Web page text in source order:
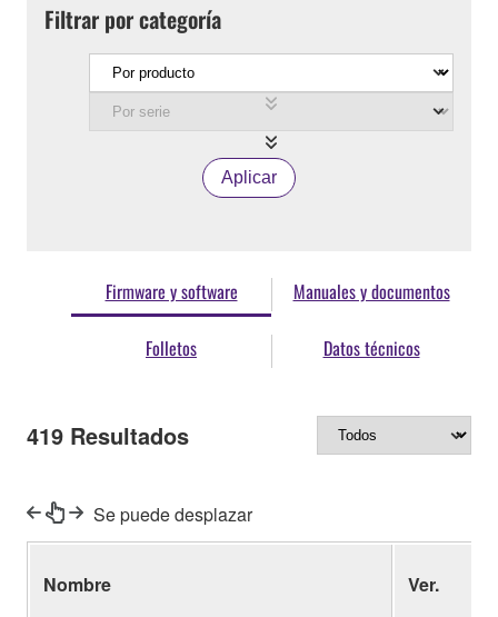
Filtrar por categoría
Aplicar
Firmware y software Manuales y documentos
Folletos Datos técnicos
419 Resultados
Se puede desplazar
Nombre Ver.